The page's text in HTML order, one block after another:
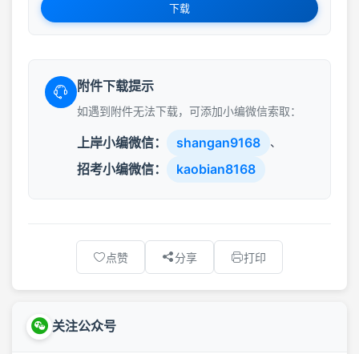
下载
附件下载提示
如遇到附件无法下载，可添加小编微信索取：
上岸小编微信： shangan9168 、
招考小编微信： kaobian8168
点赞 分享 打印
关注公众号